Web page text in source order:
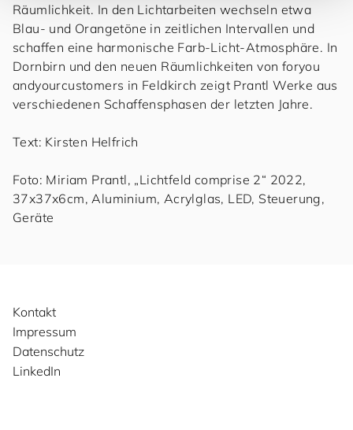
Räumlichkeit. In den Lichtarbeiten wechseln etwa
Blau- und Orangetöne in zeitlichen Intervallen und
schaffen eine harmonische Farb-Licht-Atmosphäre. In
Dornbirn und den neuen Räumlichkeiten von foryou
andyourcustomers in Feldkirch zeigt Prantl Werke aus
verschiedenen Schaffensphasen der letzten Jahre.
Text: Kirsten Helfrich
Foto: Miriam Prantl, „Lichtfeld comprise 2“ 2022,
37x37x6cm, Aluminium, Acrylglas, LED, Steuerung,
Geräte
Kontakt
Impressum
Datenschutz
LinkedIn